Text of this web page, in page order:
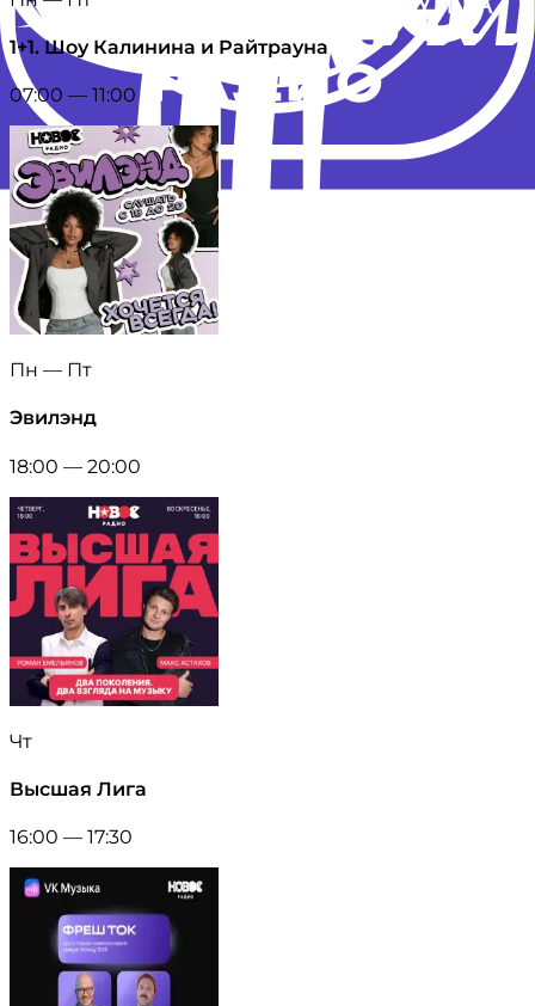
1+1. Шоу Калинина и Райтрауна
07:00 — 11:00
Пн — Пт
Эвилэнд
18:00 — 20:00
Чт
Высшая Лига
16:00 — 17:30